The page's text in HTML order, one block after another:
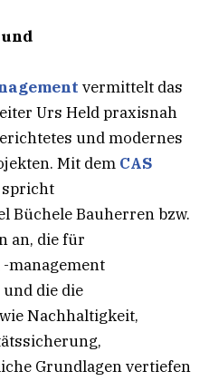
vermittelt das
Urs Held praxisnah
und modernes
Mit dem CAS
spricht
Büchele Bauherren bzw.
an, die für
management
die die
Nachhaltigkeit,
Grundlagen vertiefen